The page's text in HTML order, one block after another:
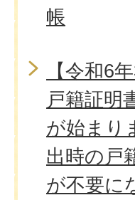
帳
【令和6
戸籍証明
が始まり
出時の戸
が不要に